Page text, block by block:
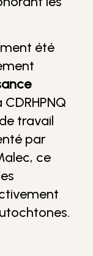
été
travail
par
ce